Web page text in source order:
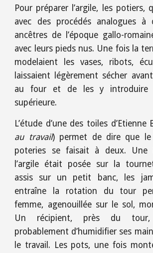
Pour préparer l’argile, les potiers,
avec des procédés analogues à
ancêtres de l’époque gallo-
avec leurs pieds nus. Une fois la
modelaient les vases, ribots,
laissaient légèrement sécher
au four et de les y introduire
supérieure.
L’étude d’une des toiles d’Etienne
au travail) permet de dire que le
poteries se faisait à deux. Une
l’argile était posée sur la
assis sur un petit banc, les
entraîne la rotation du tour
femme, agenouillée sur le sol,
Un récipient, près du
probablement d’humidifier ses
le travail. Les pots, une fois